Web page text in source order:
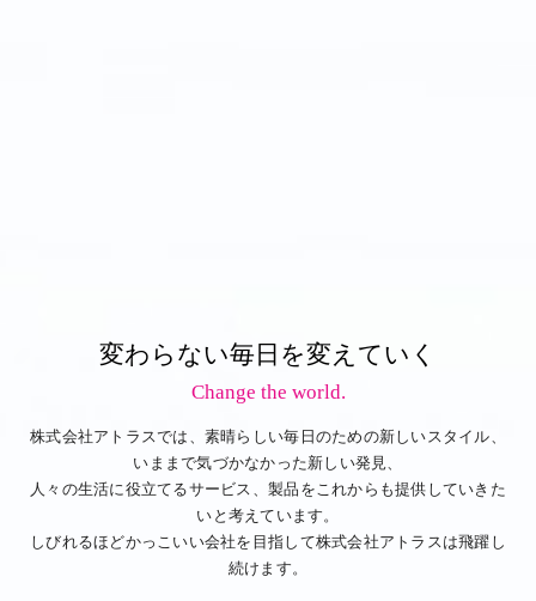
変わらない毎日を変えていく
Change the world.
株式会社アトラスでは、素晴らしい毎日のための新しいスタイル、
いままで気づかなかった新しい発見、
人々の生活に役立てるサービス、製品をこれからも提供していきた
いと考えています。
しびれるほどかっこいい会社を目指して株式会社アトラスは飛躍し
続けます。